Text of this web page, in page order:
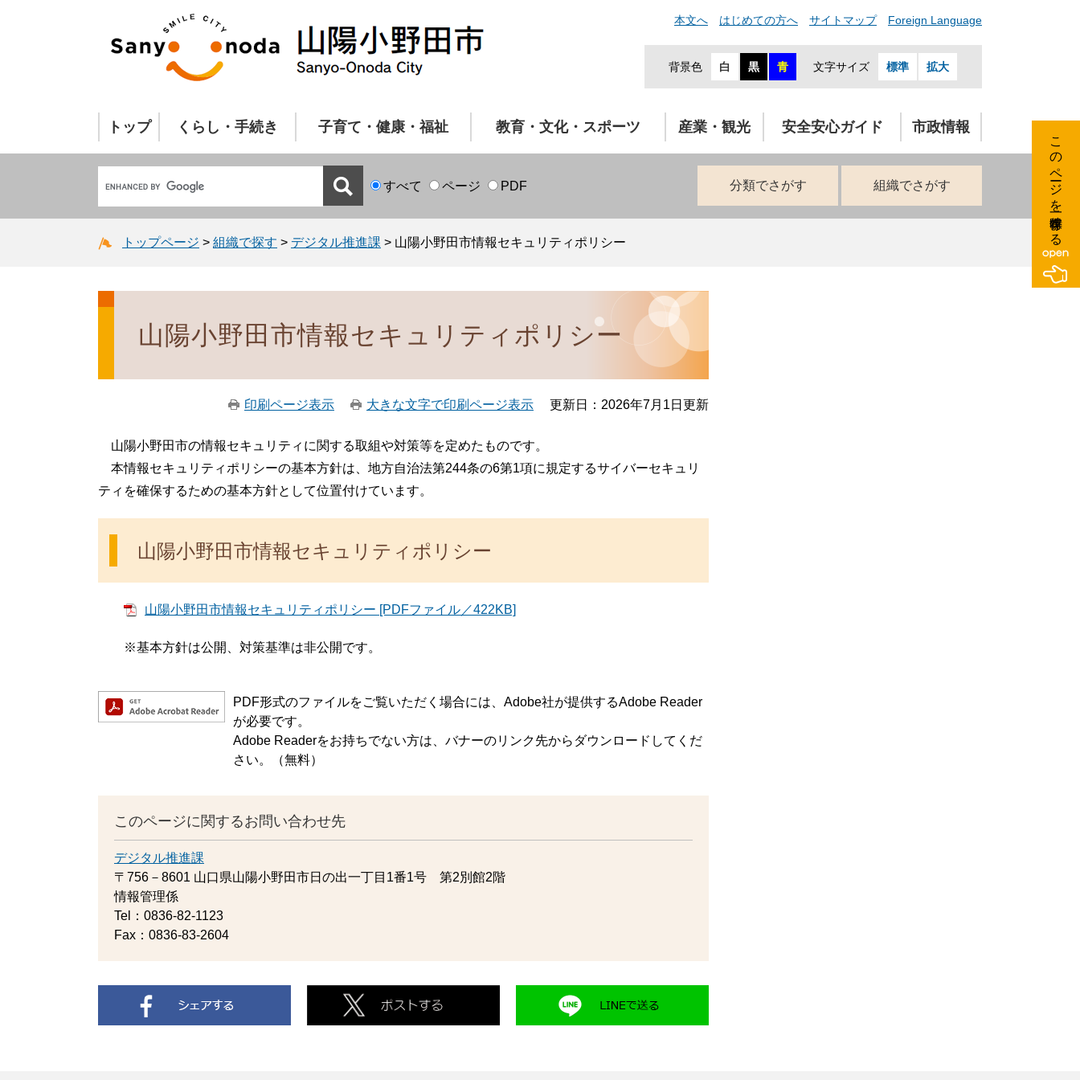
本文へ はじめての方へ サイトマップ Foreign Language
背景色 白 黒 青 文字サイズ 標準 拡大
トップ くらし・手続き 子育て・健康・福祉 教育・文化・スポーツ 産業・観光 安全安心ガイド 市政情報
すべて ページ PDF 分類でさがす 組織でさがす
トップページ > 組織で探す > デジタル推進課 > 山陽小野田市情報セキュリティポリシー
山陽小野田市情報セキュリティポリシー
印刷ページ表示 大きな文字で印刷ページ表示 更新日：2026年7月1日更新
山陽小野田市の情報セキュリティに関する取組や対策等を定めたものです。
本情報セキュリティポリシーの基本方針は、地方自治法第244条の6第1項に規定するサイバーセキュリ
ティを確保するための基本方針として位置付けています。
山陽小野田市情報セキュリティポリシー
山陽小野田市情報セキュリティポリシー [PDFファイル／422KB]
※基本方針は公開、対策基準は非公開です。
PDF形式のファイルをご覧いただく場合には、Adobe社が提供するAdobe Reader
が必要です。
Adobe Readerをお持ちでない方は、バナーのリンク先からダウンロードしてくだ
さい。（無料）
このページに関するお問い合わせ先
デジタル推進課
〒756－8601 山口県山陽小野田市日の出一丁目1番1号 第2別館2階
情報管理係
Tel：0836-82-1123
Fax：0836-83-2604
このページを一時保存する